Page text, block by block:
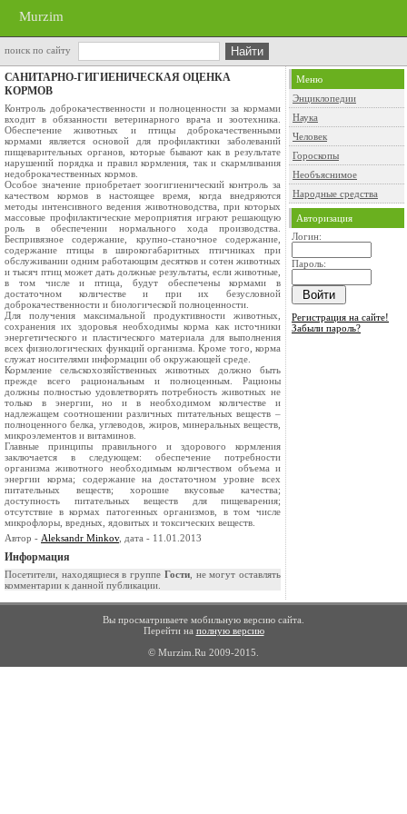
Murzim
поиск по сайту
САНИТАРНО-ГИГИЕНИЧЕСКАЯ ОЦЕНКА
КОРМОВ
Контроль доброкачественности и полноценности за кормами
входит в обязанности ветеринарного врача и зоотехника.
Обеспечение животных и птицы доброкачественными
кормами является основой для профилактики заболеваний
пищеварительных органов, которые бывают как в результате
нарушений порядка и правил кормления, так и скармливания
недоброкачественных кормов.
Особое значение приобретает зоогигиенический контроль за
качеством кормов в настоящее время, когда внедряются
методы интенсивного ведения животноводства, при которых
массовые профилактические мероприятия играют решающую
роль в обеспечении нормального хода производства.
Беспривязное содержание, крупно-станочное содержание,
содержание птицы в широкогабаритных птичниках при
обслуживании одним работающим десятков и сотен животных
и тысяч птиц может дать должные результаты, если животные,
в том числе и птица, будут обеспечены кормами в
достаточном количестве и при их безусловной
доброкачественности и биологической полноценности.
Для получения максимальной продуктивности животных,
сохранения их здоровья необходимы корма как источники
энергетического и пластического материала для выполнения
всех физиологических функций организма. Кроме того, корма
служат носителями информации об окружающей среде.
Кормление сельскохозяйственных животных должно быть
прежде всего рациональным и полноценным. Рационы
должны полностью удовлетворять потребность животных не
только в энергии, но и в необходимом количестве и
надлежащем соотношении различных питательных веществ –
полноценного белка, углеводов, жиров, минеральных веществ,
микроэлементов и витаминов.
Главные принципы правильного и здорового кормления
заключается в следующем: обеспечение потребности
организма животного необходимым количеством объема и
энергии корма; содержание на достаточном уровне всех
питательных веществ; хорошие вкусовые качества;
доступность питательных веществ для пищеварения;
отсутствие в кормах патогенных организмов, в том числе
микрофлоры, вредных, ядовитых и токсических веществ.
Автор - Aleksandr Minkov, дата - 11.01.2013
Информация
Посетители, находящиеся в группе Гости, не могут оставлять
комментарии к данной публикации.
Меню
Энциклопедии
Наука
Человек
Гороскопы
Необъяснимое
Народные средства
Авторизация
Логин:
Пароль:
Регистрация на сайте!
Забыли пароль?
Вы просматриваете мобильную версию сайта.
Перейти на полную версию
© Murzim.Ru 2009-2015.